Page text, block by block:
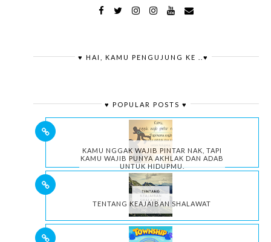
♥ HAI, KAMU PENGUJUNG KE ..♥
♥ POPULAR POSTS ♥
KAMU NGGAK WAJIB PINTAR NAK, TAPI
KAMU WAJIB PUNYA AKHLAK DAN ADAB
UNTUK HIDUPMU.
TENTANG KEAJAIBAN SHALAWAT